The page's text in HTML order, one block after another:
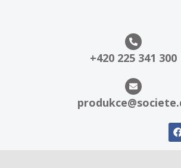
+420 225 341 300